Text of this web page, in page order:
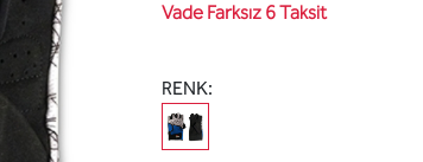
Vade Farksız 6 Taksit
RENK: